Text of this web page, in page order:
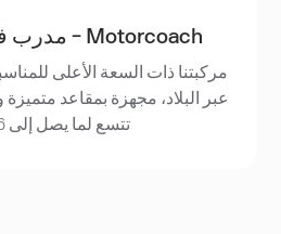
Motorcoach - مدرب فاخر أو ما شابه
مركبتنا ذات السعة الأعلى
عبر البلاد، مجهزة بمقاعد
تتسع لما يصل إلى 56 راكبًا.